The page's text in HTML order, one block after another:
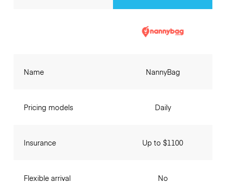
Name
Pricing models
Insurance
Flexible arrival
NannyBag
Daily
Up to $1100
No